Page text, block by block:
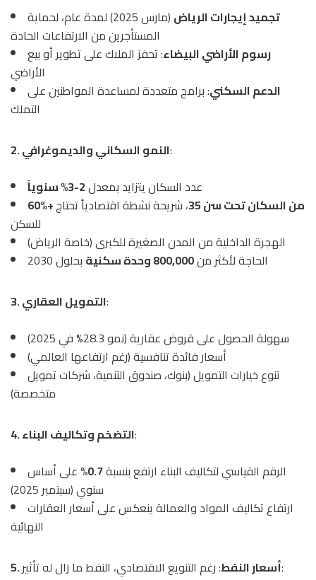
تجميد إيجارات الرياض
(مارس 2025) لمدة عام، لحماية
المستأجرين من الارتفاعات الحادة
رسوم الأراضي البيضاء: تحفز الملاك على تطوير أو بيع
الأراضي
الدعم السكني: برامج متعددة لمساعدة المواطنين على
التملك
2. النمو السكاني والديموغرافي:
عدد السكان يتزايد بمعدل2-3% سنوياً
60%+ من السكان تحت سن 35
، شريحة نشطة اقتصادياً تحتاج
للسكن
الهجرة الداخلية من المدن الصغيرة للكبرى (خاصة الرياض)
الحاجة لأكثر من800,000 وحدة سكنية
بحلول 2030
3. التمويل العقاري:
سهولة الحصول على قروض عقارية (نمو 28.3% في 2025)
أسعار فائدة تنافسية (رغم ارتفاعها العالمي)
تنوع خيارات التمويل (بنوك، صندوق التنمية، شركات تمويل
متخصصة)
4. التضخم وتكاليف البناء:
الرقم القياسي لتكاليف البناء ارتفع بنسبة0.7% على أساس
سنوي (سبتمبر 2025)
ارتفاع تكاليف المواد والعمالة ينعكس على أسعار العقارات
النهائية
5. أسعار النفط: رغم التنويع الاقتصادي، النفط ما زال له تأثير: